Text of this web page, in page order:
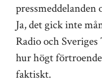
pressmeddelanden
Ja, det gick inte
Radio och
hur högt
faktiskt.